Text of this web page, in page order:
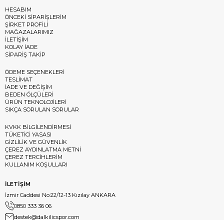
HESABIM
ÖNCEKİ SİPARİŞLERİM
ŞİRKET PROFİLİ
MAĞAZALARIMIZ
İLETİŞİM
KOLAY İADE
SİPARİŞ TAKİP
ÖDEME SEÇENEKLERİ
TESLİMAT
İADE VE DEĞİŞİM
BEDEN ÖLÇÜLERİ
ÜRÜN TEKNOLOJİLERİ
SIKÇA SORULAN SORULAR
KVKK BİLGİLENDİRMESİ
TÜKETİCİ YASASI
GİZLİLİK VE GÜVENLİK
ÇEREZ AYDINLATMA METNİ
ÇEREZ TERCİHLERİM
KULLANIM KOŞULLARI
İLETİŞİM
İzmir Caddesi No:22/12-13 Kızılay ANKARA
0850 333 36 06
destek@dalkilicspor.com